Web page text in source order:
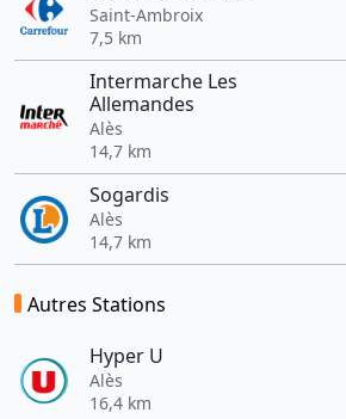
Saint-Ambroix
7,5 km
Intermarche Les
Allemandes
Alès
14,7 km
Sogardis
Alès
14,7 km
Autres Stations
Hyper U
Alès
16,4 km